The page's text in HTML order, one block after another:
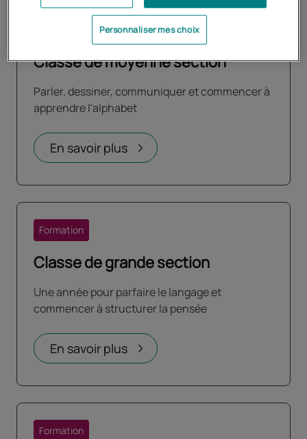
Classe de moyenne section
Parler, dessiner, communiquer et commencer à
apprendre l'alphabet
En savoir plus
Classe de grande section
Formation
Une année pour parfaire le langage et
commencer à structurer la pensée
En savoir plus
Formation
Personnaliser mes choix